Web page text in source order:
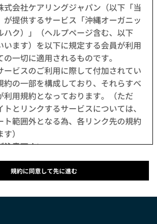
式会社ケアリングジャパン（以下「当
が提供するサービス「沖縄オーガニッ
ハク）」（ヘルプページ含む、以下
います）を以下に規定する会員が利用
一切に適用されるものです。
ービスのご利用に際して付加されてい
約の一部を構成しており、それらすべ
利用規約となっております。（ただ
とリンクするサービスについては、
ト範囲外となる為、各リンク先の規約
）
注意下さい
了承を得ることなく本規約を随時変更
ものとし、会員はこれを承諾します。
いては、当サイト上に1ヵ月間表示した
員が了承したものとみなします。
規約に同意して先に進む